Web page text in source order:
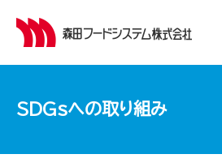
SDGsへの取り組み